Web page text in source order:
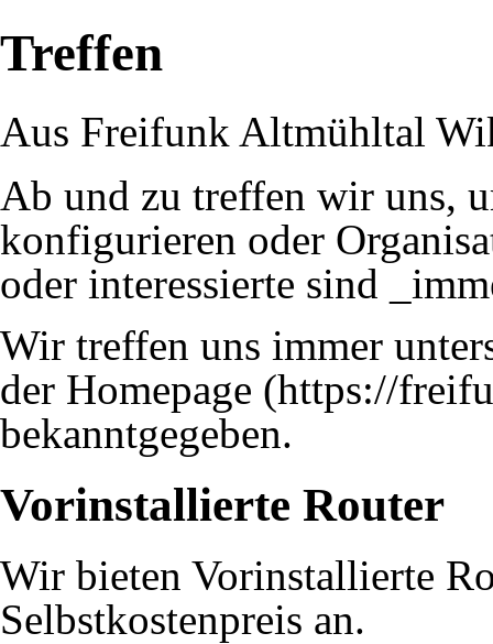
Treffen
Aus Freifunk Altmühltal
Ab und zu treffen wir uns,
konfigurieren oder
oder interessierte sind
Wir treffen uns immer
der Homepage
bekanntgegeben.
Vorinstallierte Router
Wir bieten Vorinstallierte
Selbstkostenpreis an.